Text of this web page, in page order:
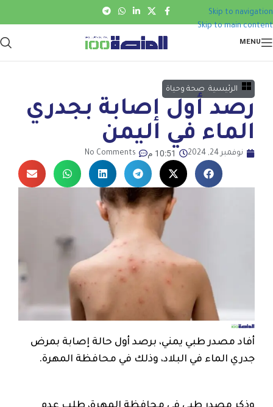
Skip to navigation
Skip to main content
MENU
الرئيسية صحة وحياة
رصد أول إصابة بجدري
الماء في اليمن
نوفمبر 24, 2024 10:51 م No Comments
أفاد مصدر طبي يمني، برصد أول حالة إصابة بمرض
جدري الماء في البلاد، وذلك في محافظة المهرة.